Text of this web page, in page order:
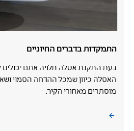
התמקדות בדברים החיוניים
בעת התקנת אסלה תלויה אתם
האסלה כיוון שמכל ההדחה הסמוי
מוסתרים מאחורי הקיר.